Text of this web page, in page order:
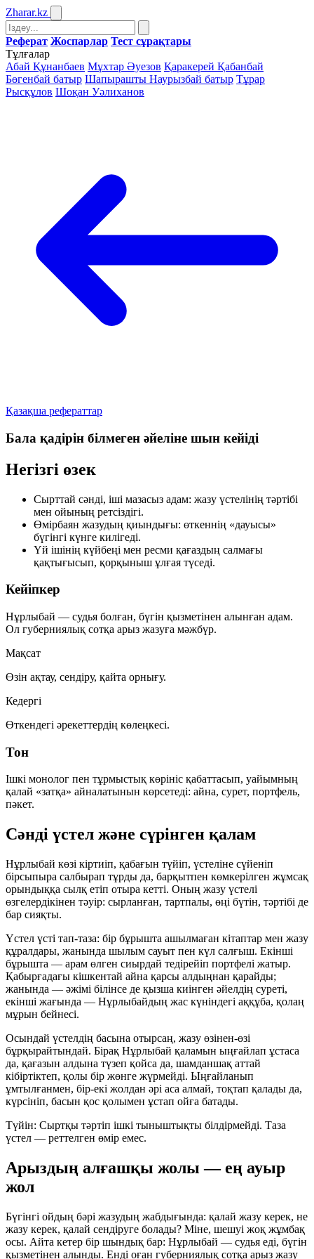
Zharar.kz
Реферат Жоспарлар Тест сұрақтары
Тұлғалар
Абай Құнанбаев Мұхтар Әуезов Қаракерей Қабанбай
Бөгенбай батыр Шапырашты Наурызбай батыр Тұрар
Рысқұлов Шоқан Уәлиханов
Қазақша рефераттар
Бала қадірін білмеген әйеліне шын кейіді
Негізгі өзек
Сырттай сәнді, іші мазасыз адам: жазу үстелінің тәртібі
мен ойының ретсіздігі.
Өмірбаян жазудың қиындығы: өткеннің «дауысы»
бүгінгі күнге килігеді.
Үй ішінің күйбеңі мен ресми қағаздың салмағы
қақтығысып, қорқыныш ұлғая түседі.
Кейіпкер
Нұрлыбай — судья болған, бүгін қызметінен алынған адам.
Ол губерниялық сотқа арыз жазуға мәжбүр.
Мақсат
Өзін ақтау, сендіру, қайта орнығу.
Кедергі
Өткендегі әрекеттердің көлеңкесі.
Тон
Ішкі монолог пен тұрмыстық көрініс қабаттасып, уайымның
қалай «затқа» айналатынын көрсетеді: айна, сурет, портфель,
пәкет.
Сәнді үстел және сүрінген қалам
Нұрлыбай көзі кіртиіп, қабағын түйіп, үстеліне сүйеніп
бірсыпыра салбырап тұрды да, барқытпен көмкерілген жұмсақ
орындыққа сылқ етіп отыра кетті. Оның жазу үстелі
өзгелердікінен тәуір: сырланған, тартпалы, өңі бүтін, тәртібі де
бар сияқты.
Үстел үсті тап-таза: бір бұрышта ашылмаған кітаптар мен жазу
құралдары, жанында шылым сауыт пен күл салғыш. Екінші
бұрышта — арам өлген сиырдай тедірейіп портфелі жатыр.
Қабырғадағы кішкентай айна қарсы алдыңнан қарайды;
жанында — әжімі білінсе де қызша киінген әйелдің суреті,
екінші жағында — Нұрлыбайдың жас күніндегі аққұба, қолаң
мұрын бейнесі.
Осындай үстелдің басына отырсаң, жазу өзінен-өзі
бұрқырайтындай. Бірақ Нұрлыбай қаламын ыңғайлап ұстаса
да, қағазын алдына түзеп қойса да, шамданшақ аттай
кібіртіктеп, қолы бір жөнге жүрмейді. Ыңғайланып
ұмтылғанмен, бір-екі жолдан әрі аса алмай, тоқтап қалады да,
күрсініп, басын қос қолымен ұстап ойға батады.
Түйін: Сыртқы тәртіп ішкі тыныштықты білдірмейді. Таза
үстел — реттелген өмір емес.
Арыздың алғашқы жолы — ең ауыр
жол
Бүгінгі ойдың бәрі жазудың жабдығында: қалай жазу керек, не
жазу керек, қалай сендіруге болады? Міне, шешуі жоқ жұмбақ
осы. Айта кетер бір шындық бар: Нұрлыбай — судья еді, бүгін
қызметінен алынды. Енді оған губерниялық сотқа арыз жазу